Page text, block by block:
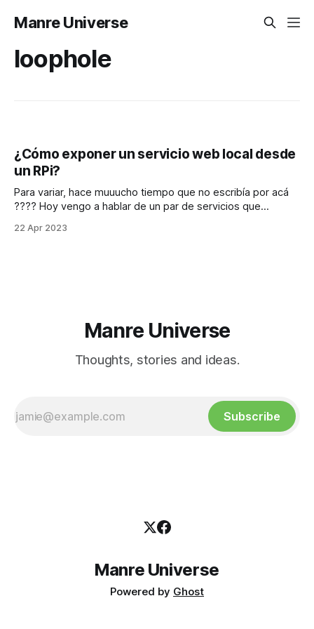
Manre Universe
loophole
¿Cómo exponer un servicio web local desde
un RPi?
Para variar, hace muuucho tiempo que no escribía por acá
???? Hoy vengo a hablar de un par de servicios que
localhost (en mi caso RaspberryPi), a internet :D. Primero
22 Apr 2023
Manre Universe
Thoughts, stories and ideas.
Subscribe
Manre Universe
Powered by Ghost